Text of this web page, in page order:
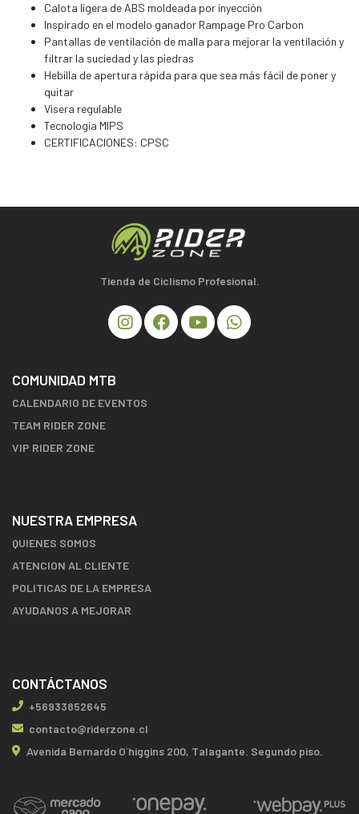
Calota ligera de ABS moldeada por inyección
Inspirado en el modelo ganador Rampage Pro Carbon
Pantallas de ventilación de malla para mejorar la ventilación y
filtrar la suciedad y las piedras
Hebilla de apertura rápida para que sea más fácil de poner y
quitar
Visera regulable
Tecnologia MIPS
CERTIFICACIONES: CPSC
Tienda de Ciclismo Profesional.
COMUNIDAD MTB
CALENDARIO DE EVENTOS
TEAM RIDER ZONE
VIP RIDER ZONE
NUESTRA EMPRESA
QUIENES SOMOS
ATENCION AL CLIENTE
POLITICAS DE LA EMPRESA
AYUDANOS A MEJORAR
CONTÁCTANOS
+56933852645
contacto@riderzone.cl
Avenida Bernardo O´higgins 200, Talagante. Segundo piso.